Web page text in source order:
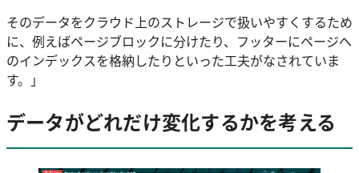
そのデータをクラウド上のストレージで扱いやすくするため
に、例えばページブロックに分けたり、フッターにページへ
のインデックスを格納したりといった工夫がなされていま
す。」
データがどれだけ変化するかを考える